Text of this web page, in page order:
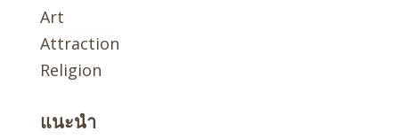
Art
Attraction
Religion
แนะนำ